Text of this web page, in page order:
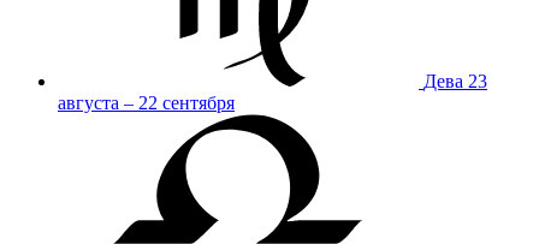
Дева 23
августа – 22 сентября